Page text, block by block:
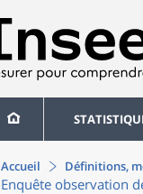
Accueil Définitions,
Enquête observation